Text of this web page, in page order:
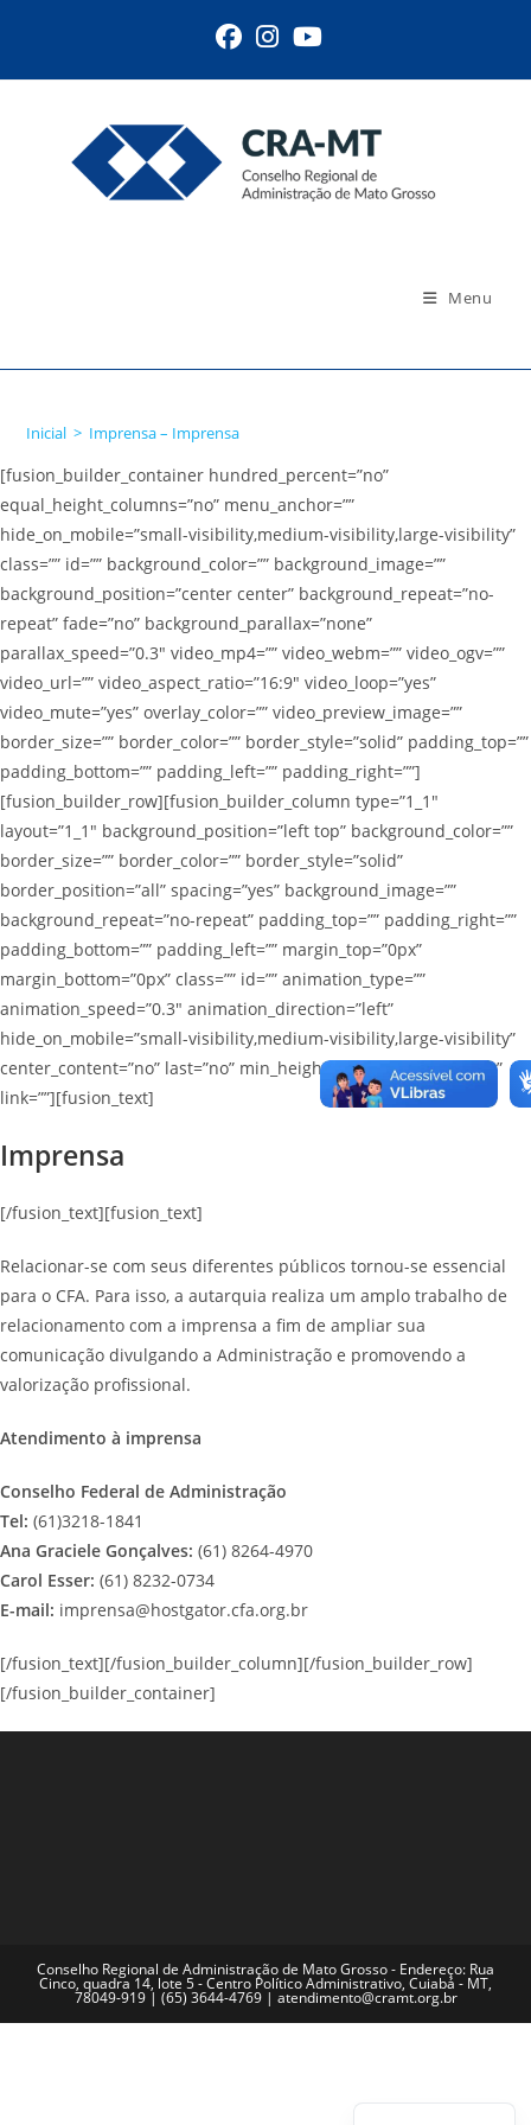
Menu
Inicial > Imprensa – Imprensa
[fusion_builder_container hundred_percent=”no”
equal_height_columns=”no” menu_anchor=””
hide_on_mobile=”small-visibility,medium-visibility,large-visibility”
class=”” id=”” background_color=”” background_image=””
background_position=”center center” background_repeat=”no-
repeat” fade=”no” background_parallax=”none”
parallax_speed=”0.3″ video_mp4=”” video_webm=”” video_ogv=””
video_url=”” video_aspect_ratio=”16:9″ video_loop=”yes”
video_mute=”yes” overlay_color=”” video_preview_image=””
border_size=”” border_color=”” border_style=”solid” padding_top=””
padding_bottom=”” padding_left=”” padding_right=””]
[fusion_builder_row][fusion_builder_column type=”1_1″
layout=”1_1″ background_position=”left top” background_color=””
border_size=”” border_color=”” border_style=”solid”
border_position=”all” spacing=”yes” background_image=””
background_repeat=”no-repeat” padding_top=”” padding_right=””
padding_bottom=”” padding_left=”” margin_top=”0px”
margin_bottom=”0px” class=”” id=”” animation_type=””
animation_speed=”0.3″ animation_direction=”left”
hide_on_mobile=”small-visibility,medium-visibility,large-visibility”
center_content=”no” last=”no” min_height=”” hover_type=”none”
link=””][fusion_text]
Imprensa
[/fusion_text][fusion_text]
Relacionar-se com seus diferentes públicos tornou-se essencial
para o CFA. Para isso, a autarquia realiza um amplo trabalho de
relacionamento com a imprensa a fim de ampliar sua
comunicação divulgando a Administração e promovendo a
valorização profissional.
Atendimento à imprensa
Conselho Federal de Administração
Tel: (61)3218-1841
Ana Graciele Gonçalves: (61) 8264-4970
Carol Esser: (61) 8232-0734
E-mail: imprensa@hostgator.cfa.org.br
[/fusion_text][/fusion_builder_column][/fusion_builder_row]
[/fusion_builder_container]
Conselho Regional de Administração de Mato Grosso - Endereço: Rua
Cinco, quadra 14, lote 5 - Centro Político Administrativo, Cuiabá - MT,
78049-919 | (65) 3644-4769 | atendimento@cramt.org.br